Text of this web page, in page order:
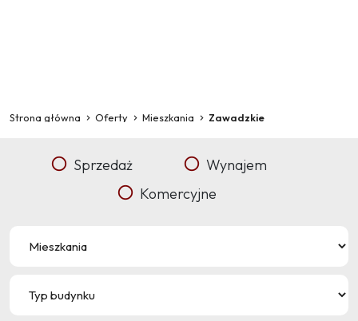
Strona główna Oferty Mieszkania Zawadzkie
Sprzedaż
Wynajem
Komercyjne